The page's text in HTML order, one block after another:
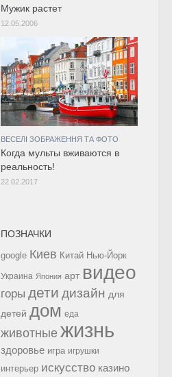
Мужик растет
12.05.2006
ВЕСЕЛІ ЗОБРАЖЕННЯ ТА ФОТО
Когда мульты вживаются в
реальность!
22.02.2017
ПОЗНАЧКИ
google Киев Китай Нью-Йорк
Украина Япония арт видео
горы дети дизайн для
детей дом еда
животные жизнь
здоровье игра игрушки
интерьер искусство казино